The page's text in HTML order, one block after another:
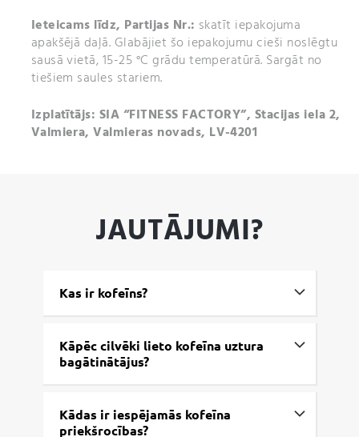
Ieteicams līdz, Partijas Nr.: skatīt iepakojuma
apakšējā daļā. Glabājiet šo iepakojumu cieši noslēgtu
sausā vietā, 15-25 °C grādu temperatūrā. Sargāt no
tiešiem saules stariem.
Izplatītājs: SIA “FITNESS FACTORY”, Stacijas iela 2,
Valmiera, Valmieras novads, LV-4201
JAUTĀJUMI?
Kas ir kofeīns?
Kāpēc cilvēki lieto kofeīna uztura
bagātinātājus?
Kādas ir iespējamās kofeīna
priekšrocības?